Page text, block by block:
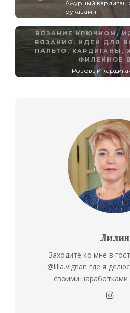
Ажурный кардиган
рукавами
ВЯЗАНИЕ КРЮЧКОМ,
ВЯЗАНИЯ, ИДЕИ ДЛЯ
ПАЛЬТО, КАРДИГАНЫ,
ФИЛЕЙНОЕ
Розовый
Лилия
Заходите ко мне в
@lilia.vignan где я
своими наработками